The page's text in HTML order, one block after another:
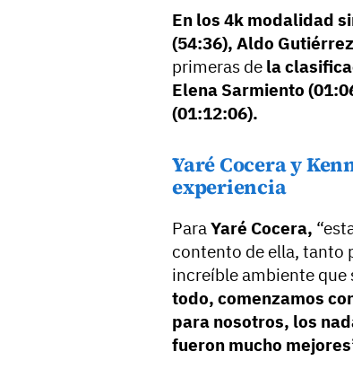
En los 4k modalidad
(54:36), Aldo
primeras de la
Elena Sarmiento
(01:12:06).
Yaré Cocera y
experiencia
ParaYaré Cocera,
contento de ella, tanto
increíble ambiente que
todo, comenzamos
para nosotros, los
fueron mucho